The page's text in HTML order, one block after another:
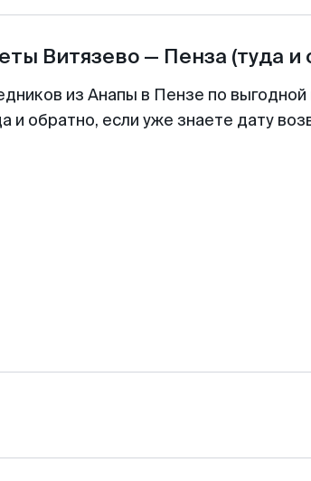
Витязево — Пенза (туда и
из Анапы в Пензе по
и обратно, если уже знаете дату